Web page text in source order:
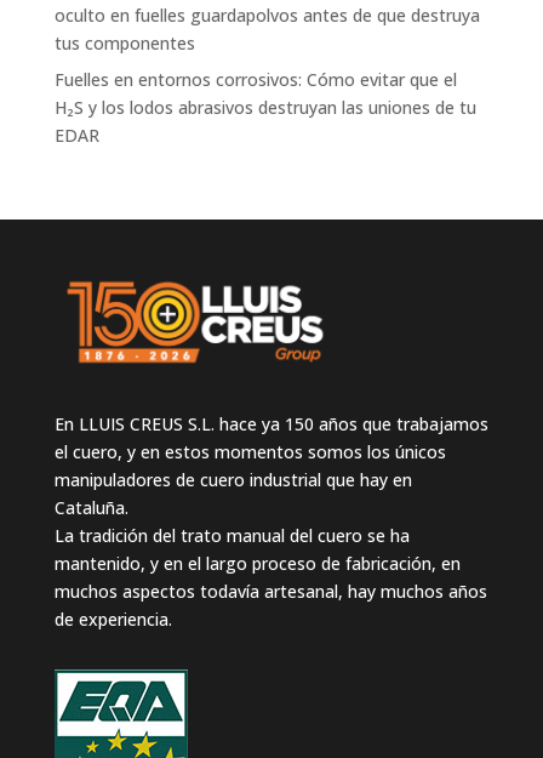
oculto en fuelles guardapolvos antes de que destruya
tus componentes
Fuelles en entornos corrosivos: Cómo evitar que el
H₂S y los lodos abrasivos destruyan las uniones de tu
EDAR
En LLUIS CREUS S.L. hace ya 150 años que trabajamos
el cuero, y en estos momentos somos los únicos
manipuladores de cuero industrial que hay en
Cataluña.
La tradición del trato manual del cuero se ha
mantenido, y en el largo proceso de fabricación, en
muchos aspectos todavía artesanal, hay muchos años
de experiencia.